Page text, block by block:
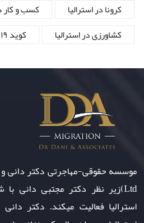
کرونا در استرالیا
کسب و کار
کشاورزی در استرالیا
کوید ۱۹ در استرالیا
استرالیا فعالیت میکند. دکتر